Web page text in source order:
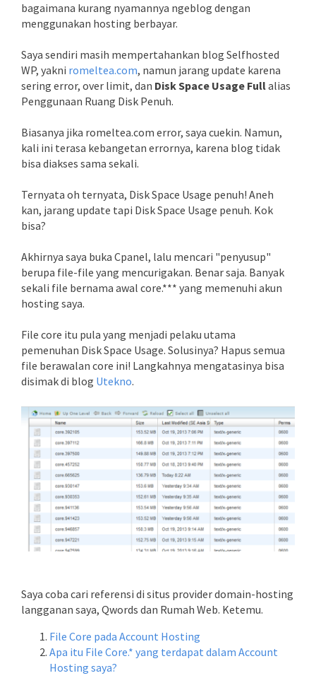
bagaimana kurang nyamannya ngeblog dengan
menggunakan hosting berbayar.
Saya sendiri masih mempertahankan blog Selfhosted
WP, yakni romeltea.com, namun jarang update karena
sering error, over limit, dan Disk Space Usage Fullalias
Penggunaan Ruang Disk Penuh.
Biasanya jika romeltea.com error, saya cuekin. Namun,
kali ini terasa kebangetan errornya, karena blog tidak
bisa diakses sama sekali.
Ternyata oh ternyata, Disk Space Usage penuh! Aneh
kan, jarang update tapi Disk Space Usage penuh. Kok
bisa?
Akhirnya saya buka Cpanel, lalu mencari "penyusup"
berupa file-file yang mencurigakan. Benar saja. Banyak
sekali file bernama awal core.*** yang memenuhi akun
hosting saya.
File core itu pula yang menjadi pelaku utama
pemenuhan Disk Space Usage. Solusinya? Hapus semua
file berawalan core ini! Langkahnya mengatasinya bisa
disimak di blog Utekno.
Saya coba cari referensi di situs provider domain-hosting
langganan saya, Qwords dan Rumah Web. Ketemu.
File Core pada Account Hosting
Apa itu File Core.* yang terdapat dalam Account
Hosting saya?